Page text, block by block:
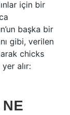
için bir
başka bir
gibi, verilen
chicks
alır: